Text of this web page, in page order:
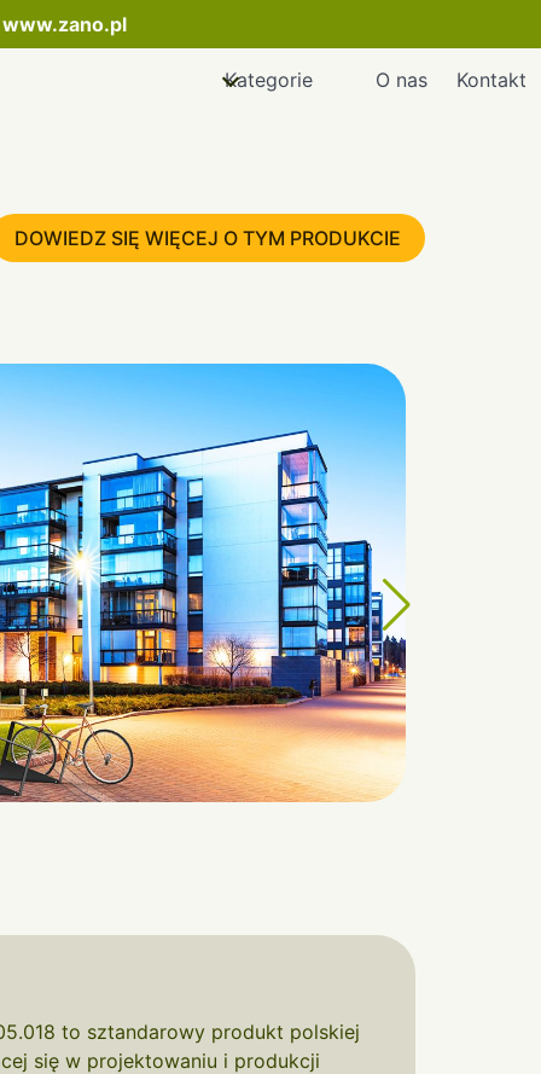
www.zano.pl
Kategorie O nas Kontakt
DOWIEDZ SIĘ WIĘCEJ O TYM PRODUKCIE
to sztandarowy produkt polskiej
się w projektowaniu i produkcji